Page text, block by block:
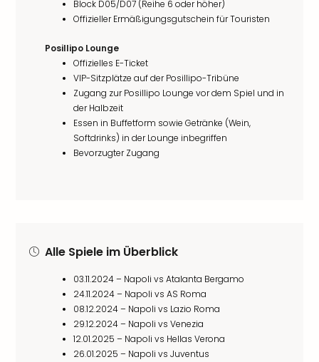
Block D05/D07 (Reihe 6 oder höher)
Offizieller Ermäßigungsgutschein für Touristen
Posillipo Lounge
Offizielles E-Ticket
VIP-Sitzplätze auf der Posillipo-Tribüne
Zugang zur Posillipo Lounge vor dem Spiel und in
der Halbzeit
Essen in Buffetform sowie Getränke (Wein,
Softdrinks) in der Lounge inbegriffen
Bevorzugter Zugang
Alle Spiele im Überblick
03.11.2024 – Napoli vs Atalanta Bergamo
24.11.2024 – Napoli vs AS Roma
08.12.2024 – Napoli vs Lazio Roma
29.12.2024 – Napoli vs Venezia
12.01.2025 – Napoli vs Hellas Verona
26.01.2025 – Napoli vs Juventus